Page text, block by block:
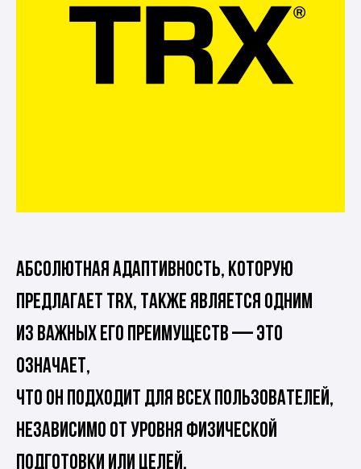
Абсолютная адаптивность, которую
предлагает TRX, также является одним
из важных его преимуществ — это
означает,
что он подходит для всех пользователей,
независимо от уровня физической
подготовки или целей.